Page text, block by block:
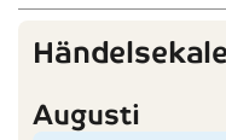
Augusti